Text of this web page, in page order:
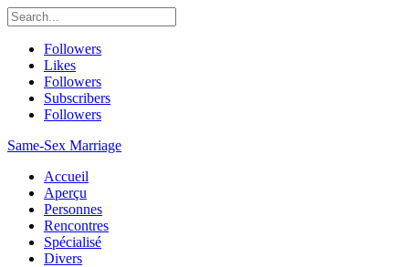
Followers
Likes
Followers
Subscribers
Followers
Same-Sex Marriage
Accueil
Aperçu
Personnes
Rencontres
Spécialisé
Divers